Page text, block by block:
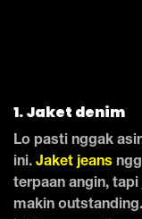
1. Jaket denim
Lo pasti nggak
ini. Jaket jeans
terpaan angin,
makin